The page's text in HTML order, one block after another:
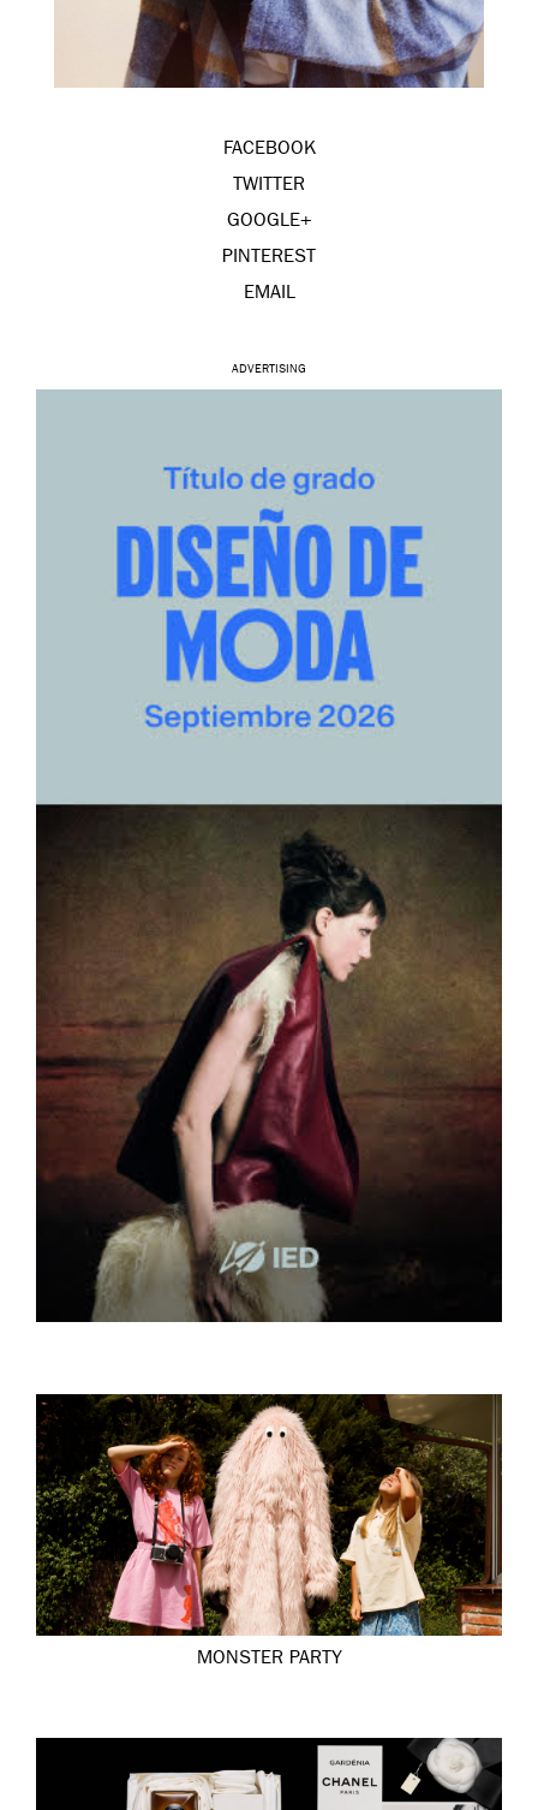
FACEBOOK
TWITTER
GOOGLE+
PINTEREST
EMAIL
ADVERTISING
MONSTER PARTY